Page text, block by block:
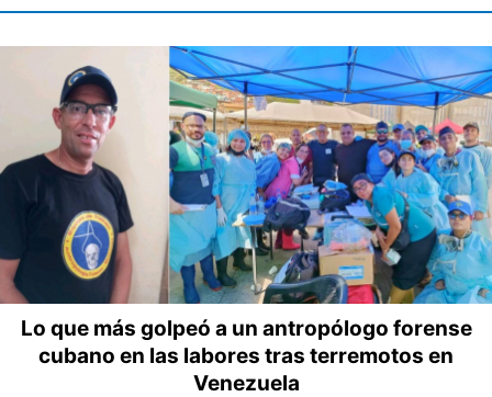
Lo que más golpeó a un antropólogo forense
cubano en las labores tras terremotos en
Venezuela